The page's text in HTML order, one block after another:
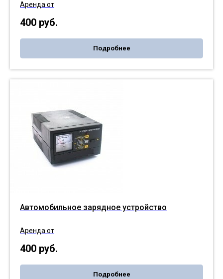
Аренда от
400 руб.
Подробнее
Автомобильное зарядное устройство
Аренда от
400 руб.
Подробнее